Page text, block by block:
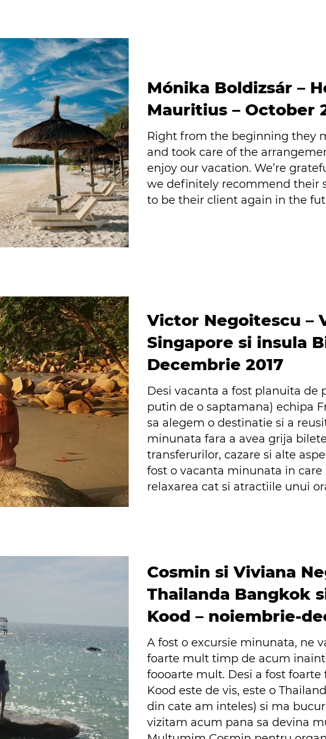
Mónika Boldizsár –
Mauritius – October
Right from the beginning they
and took care of the
enjoy our vacation. We’re
we definitely recommend their
to be their client again in the
Victor Negoitescu –
Singapore si insula
Decembrie 2017
Desi vacanta a fost planuita de
putin de o saptamana) echipa
sa alegem o destinatie si a
minunata fara a avea grija
transferurilor, cazare si alte
fost o vacanta minunata in
relaxarea cat si atractiile unui
Cosmin si Viviana
Thailanda Bangkok
Kood – noiembrie-
A fost o excursie minunata, ne
foarte mult timp de acum
foooarte mult. Desi a fost
Kood este de vis, este o
din cate am inteles) si ma
vizitam acum pana sa devina